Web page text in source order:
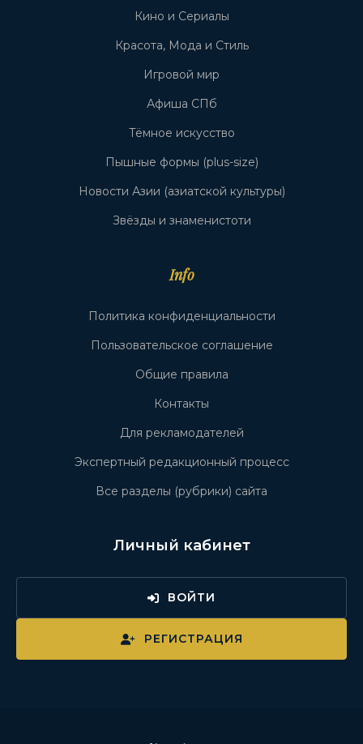
Кино и Сериалы
Красота, Мода и Стиль
Игровой мир
Афиша СПб
Тёмное искусство
Пышные формы (plus-size)
Новости Азии (азиатской культуры)
Звёзды и знаменистоти
Info
Политика конфиденциальности
Пользовательское соглашение
Общие правила
Контакты
Для рекламодателей
Экспертный редакционный процесс
Все разделы (рубрики) сайта
Личный кабинет
ВОЙТИ
РЕГИСТРАЦИЯ